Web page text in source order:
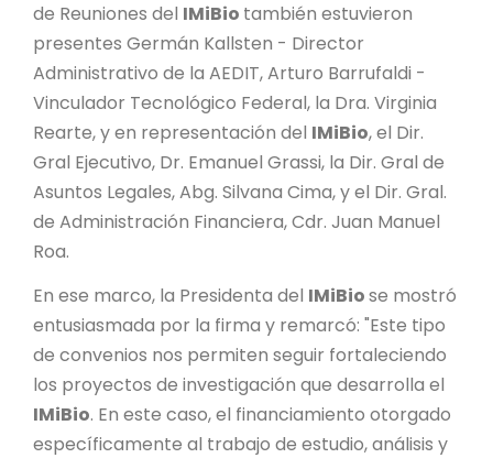
CONTACTO
de Reuniones del IMiBio también estuvieron
presentes Germán Kallsten - Director
Administrativo de la AEDIT, Arturo Barrufaldi -
Vinculador Tecnológico Federal, la Dra. Virginia
Rearte, y en representación del IMiBio, el Dir.
Gral Ejecutivo, Dr. Emanuel Grassi, la Dir. Gral de
Asuntos Legales, Abg. Silvana Cima, y el Dir. Gral.
de Administración Financiera, Cdr. Juan Manuel
Roa.
En ese marco, la Presidenta del IMiBiose mostró
entusiasmada por la firma y remarcó: "Este tipo
de convenios nos permiten seguir fortaleciendo
los proyectos de investigación que desarrolla el
IMiBio. En este caso, el financiamiento otorgado
específicamente al trabajo de estudio, análisis y